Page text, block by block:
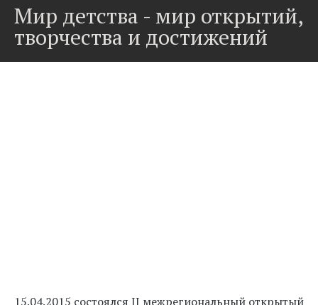
Мир детства - мир открытий,
творчества и достижений
15.04.2015 состоялся II межрегиональный открытый